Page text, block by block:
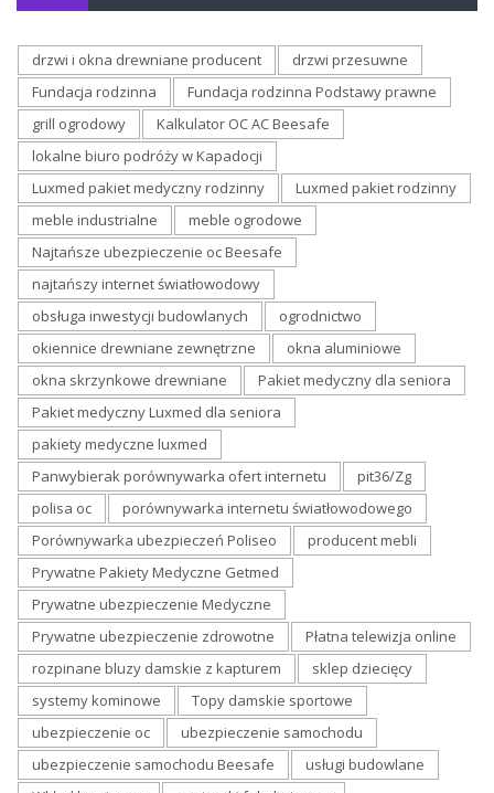
drzwi i okna drewniane producent
drzwi przesuwne
Fundacja rodzinna
Fundacja rodzinna Podstawy prawne
grill ogrodowy
Kalkulator OC AC Beesafe
lokalne biuro podróży w Kapadocji
Luxmed pakiet medyczny rodzinny
Luxmed pakiet rodzinny
meble industrialne
meble ogrodowe
Najtańsze ubezpieczenie oc Beesafe
najtańszy internet światłowodowy
obsługa inwestycji budowlanych
ogrodnictwo
okiennice drewniane zewnętrzne
okna aluminiowe
okna skrzynkowe drewniane
Pakiet medyczny dla seniora
Pakiet medyczny Luxmed dla seniora
pakiety medyczne luxmed
Panwybierak porównywarka ofert internetu
pit36/Zg
polisa oc
porównywarka internetu światłowodowego
Porównywarka ubezpieczeń Poliseo
producent mebli
Prywatne Pakiety Medyczne Getmed
Prywatne ubezpieczenie Medyczne
Prywatne ubezpieczenie zdrowotne
Płatna telewizja online
rozpinane bluzy damskie z kapturem
sklep dziecięcy
systemy kominowe
Topy damskie sportowe
ubezpieczenie oc
ubezpieczenie samochodu
ubezpieczenie samochodu Beesafe
usługi budowlane